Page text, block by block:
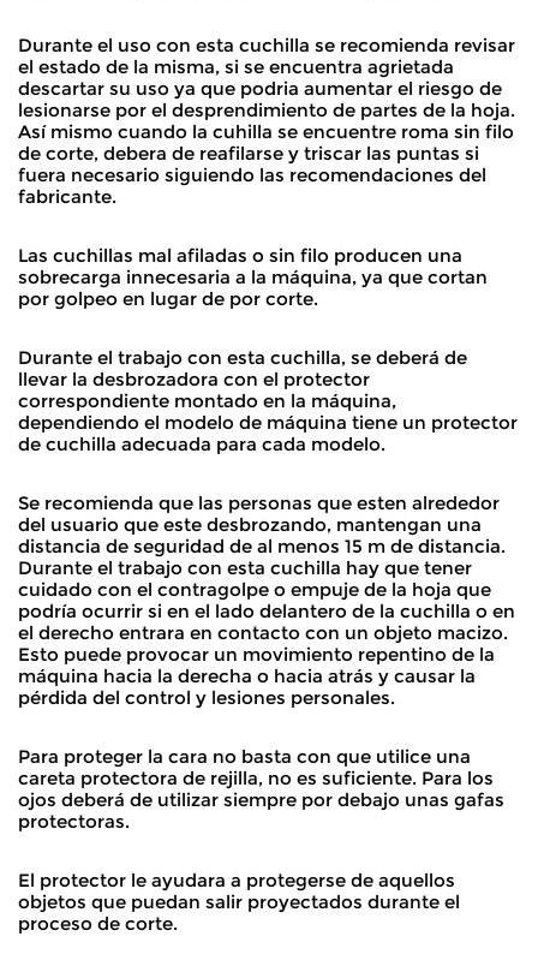
Durante el uso con esta cuchilla se recomienda revisar
el estado de la misma, si se encuentra agrietada
descartar su uso ya que podria aumentar el riesgo de
lesionarse por el desprendimiento de partes de la hoja.
Así mismo cuando la cuhilla se encuentre roma sin filo
de corte, debera de reafilarse y triscar las puntas si
fuera necesario siguiendo las recomendaciones del
fabricante.
Las cuchillas mal afiladas o sin filo producen una
sobrecarga innecesaria a la máquina, ya que cortan
por golpeo en lugar de por corte.
Durante el trabajo con esta cuchilla, se deberá de
llevar la desbrozadora con el protector
correspondiente montado en la máquina,
dependiendo el modelo de máquina tiene un protector
de cuchilla adecuada para cada modelo.
Se recomienda que las personas que esten alrededor
del usuario que este desbrozando, mantengan una
distancia de seguridad de al menos 15 m de distancia.
Durante el trabajo con esta cuchilla hay que tener
cuidado con el contragolpe o empuje de la hoja que
podría ocurrir si en el lado delantero de la cuchilla o en
el derecho entrara en contacto con un objeto macizo.
Esto puede provocar un movimiento repentino de la
máquina hacia la derecha o hacia atrás y causar la
pérdida del control y lesiones personales.
Para proteger la cara no basta con que utilice una
careta protectora de rejilla, no es suficiente. Para los
ojos deberá de utilizar siempre por debajo unas gafas
protectoras.
El protector le ayudara a protegerse de aquellos
objetos que puedan salir proyectados durante el
proceso de corte.